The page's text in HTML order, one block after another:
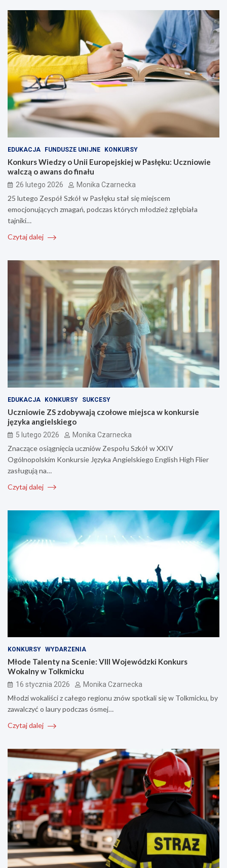
EDUKACJA FUNDUSZE UNIJNE KONKURSY
Konkurs Wiedzy o Unii Europejskiej w Pasłęku: Uczniowie
walczą o awans do finału
26 lutego 2026 Monika Czarnecka
25 lutego Zespół Szkół w Pasłęku stał się miejscem
emocjonujących zmagań, podczas których młodzież zgłębiała
tajniki…
Czytaj dalej
EDUKACJA KONKURSY SUKCESY
Uczniowie ZS zdobywają czołowe miejsca w konkursie
języka angielskiego
5 lutego 2026 Monika Czarnecka
Znaczące osiągnięcia uczniów Zespołu Szkół w XXIV
Ogólnopolskim Konkursie Języka Angielskiego English High Flier
zasługują na…
Czytaj dalej
KONKURSY WYDARZENIA
Młode Talenty na Scenie: VIII Wojewódzki Konkurs
Wokalny w Tolkmicku
16 stycznia 2026 Monika Czarnecka
Młodzi wokaliści z całego regionu znów spotkali się w Tolkmicku, by
zawalczyć o laury podczas ósmej…
Czytaj dalej